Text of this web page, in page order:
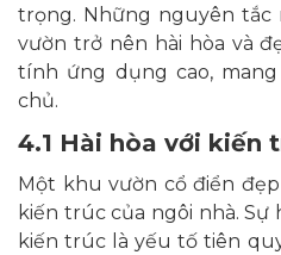
trọng. Những nguyên tắc
vườn trở nên hài hòa và
tính ứng dụng cao,
chủ.
4.1 Hài hòa với kiến
Một khu vườn cổ điển
kiến trúc của ngôi nhà. Sự
kiến trúc là yếu tố tiên